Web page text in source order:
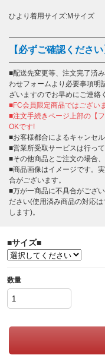
ひより着用サイズ:Mサイズ
【必ずご確認ください
■配送先変更等、注文完了済
わせフォームより必要事項
ざいますのでお早めにご連絡
■FC会員限定商品ではござい
■注文手続きページ上部の【
OKです!
■お客様都合によるキャンセ
■営業所受取サービスは行って
■その他商品とご注文の場合
■商品画像はイメージです。
合がございます。
■万が一商品に不具合がござ
ださい(使用済み商品の対応
します)。
■サイズ■
数量